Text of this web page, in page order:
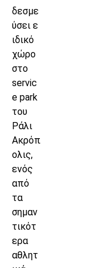
δεσμε
ύσει ε
ιδικό
χώρο
στο
servic
e park
του
Ράλι
Ακρόπ
ολις,
ενός
από
τα
σημαν
τικότ
ερα
αθλητ